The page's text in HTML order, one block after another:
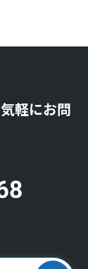
軽にお問